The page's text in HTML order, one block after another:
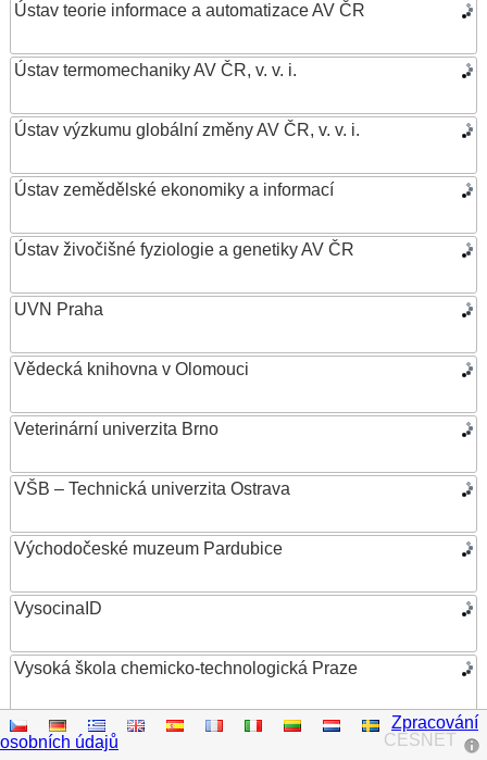
Ústav teorie informace a automatizace AV ČR
Ústav termomechaniky AV ČR, v. v. i.
Ústav výzkumu globální změny AV ČR, v. v. i.
Ústav zemědělské ekonomiky a informací
Ústav živočišné fyziologie a genetiky AV ČR
UVN Praha
Vědecká knihovna v Olomouci
Veterinární univerzita Brno
VŠB – Technická univerzita Ostrava
Východočeské muzeum Pardubice
VysocinaID
Vysoká škola chemicko-technologická Praze
Vysoká škola ekonomická v Praze
CESNET
Zpracování
osobních údajů